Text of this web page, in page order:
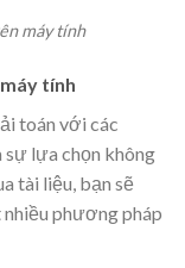
máy tính
tính
toán với các
lựa chọn không
tài liệu, bạn sẽ
phương pháp